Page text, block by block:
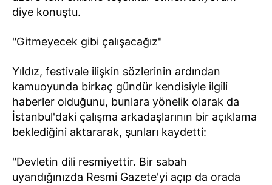
diye konuştu.
"Gitmeyecek gibi çalışacağız"
Yıldız, festivale ilişkin sözlerinin ardından
kamuoyunda birkaç gündür kendisiyle ilgili
haberler olduğunu, bunlara yönelik olarak da
İstanbul'daki çalışma arkadaşlarının bir açıklama
beklediğini aktararak, şunları kaydetti:
"Devletin dili resmiyettir. Bir sabah
uyandığınızda Resmi Gazete'yi açıp da orada